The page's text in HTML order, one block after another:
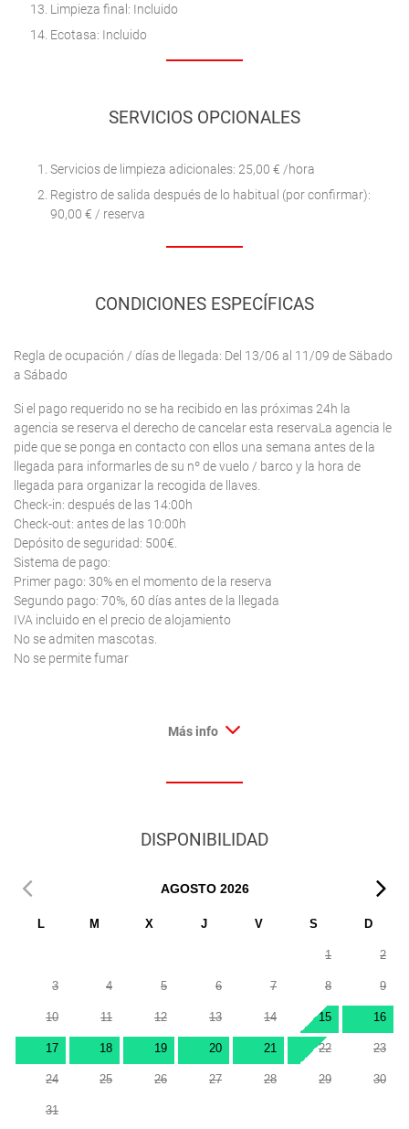
Limpieza final: Incluido
Ecotasa: Incluido
SERVICIOS OPCIONALES
Servicios de limpieza adicionales: 25,00 € /hora
Registro de salida después de lo habitual (por confirmar):
90,00 € / reserva
CONDICIONES ESPECÍFICAS
Regla de ocupación / días de llegada: Del 13/06 al 11/09 de Säbado
a Sábado
Si el pago requerido no se ha recibido en las próximas 24h la
agencia se reserva el derecho de cancelar esta reservaLa agencia le
pide que se ponga en contacto con ellos una semana antes de la
llegada para informarles de su nº de vuelo / barco y la hora de
llegada para organizar la recogida de llaves.
Check-in: después de las 14:00h
Check-out: antes de las 10:00h
Depósito de seguridad: 500€.
Sistema de pago:
Primer pago: 30% en el momento de la reserva
Segundo pago: 70%, 60 días antes de la llegada
IVA incluido en el precio de alojamiento
No se admiten mascotas.
No se permite fumar
Más info
DISPONIBILIDAD
AGOSTO 2026
L M X J V S D
1 2
3 4 5 6 7 8 9
10 11 12 13 14 15 16
17 18 19 20 21 22 23
24 25 26 27 28 29 30
31